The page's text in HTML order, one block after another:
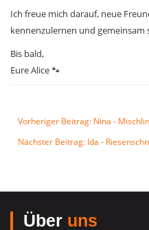
Ich freue mich darauf, neue
kennenzulernen und
Bis bald,
Eure Alice 🐾
Vorheriger Beitrag: Nina -
Nächster Beitrag: Ida -
Über uns